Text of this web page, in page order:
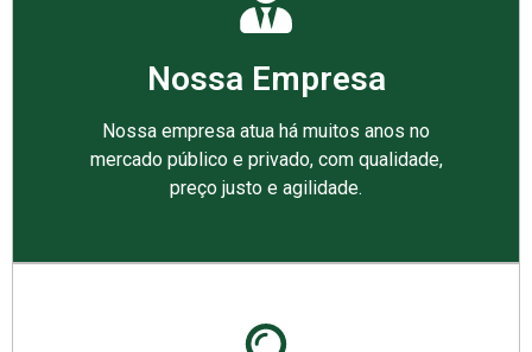
Nossa Empresa
Nossa empresa atua há muitos anos no
mercado público e privado, com qualidade,
preço justo e agilidade.